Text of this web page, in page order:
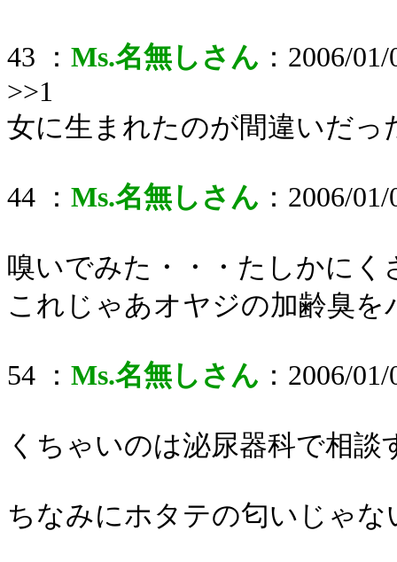
43 ： Ms.名無しさん ：2006/
>>1
女に生まれたのが間違いだっ
44 ： Ms.名無しさん ：2006/
嗅いでみた・・・たしかにく
これじゃあオヤジの加齢臭を
54 ： Ms.名無しさん ：2006/
くちゃいのは泌尿器科で相
ちなみにホタテの匂いじゃ